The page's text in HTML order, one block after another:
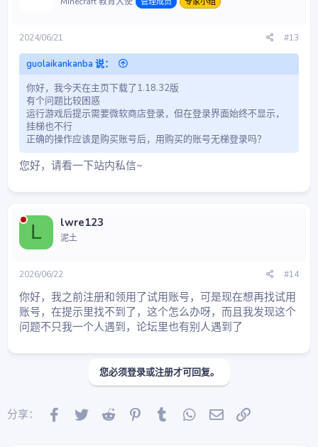
2024/06/21 #13
guolaikankanba 说：
你好，我今天在主页下载了1.18.32版
有个问题比较困惑
运行游戏后提示需要微软商店登录，但在登录界面始终不显示，
挂梯也不行
正确的操作应该是购买账号后，用购买的账号无梯登录吗？
您好，请看一下站内私信~
L lwre123
泥土
2026/06/22 #14
你好，我之前注册和领用了试用账号，可是现在想再找试用
账号，在提示里找不到了，这个怎么办呀，而且我发现这个
问题不只我一个人遇到，论坛里也有别人遇到了
您必须登录或注册才可回复。
分享： Facebook
Twitter Reddit PinterestTumblr WhatsApp
邮件